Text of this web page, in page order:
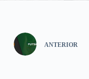
ANTERIOR